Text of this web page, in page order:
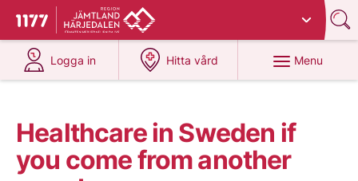
To start page for 1177
Du har valt region
Logga in
at 1177.se
Hitta vård
at 1177.se
Menu
Healthcare in Sweden if
you come from another